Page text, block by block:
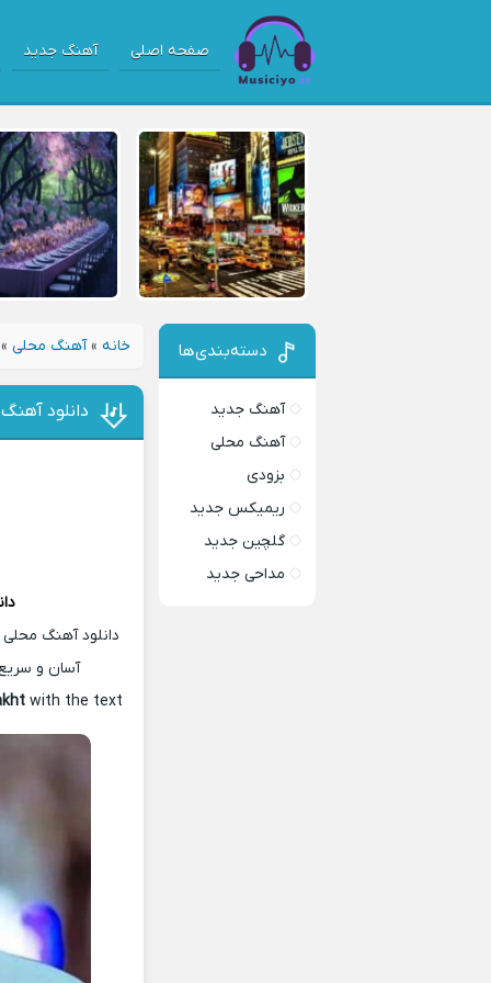
صفحه اصلی آهنگ جدید
خانه »آهنگ محلی
دانلود
دانلود آهنگ
آسان و
with the text
دسته‌بندی‌ها
آهنگ جدید
آهنگ محلی
بزودی
ریمیکس جدید
گلچین جدید
مداحی جدید